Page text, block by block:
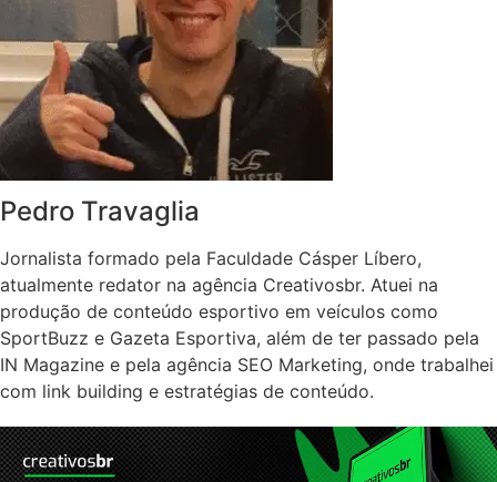
Pedro Travaglia
Jornalista formado pela Faculdade Cásper Líbero,
atualmente redator na agência Creativosbr. Atuei na
produção de conteúdo esportivo em veículos como
SportBuzz e Gazeta Esportiva, além de ter passado pela
IN Magazine e pela agência SEO Marketing, onde trabalhei
com link building e estratégias de conteúdo.